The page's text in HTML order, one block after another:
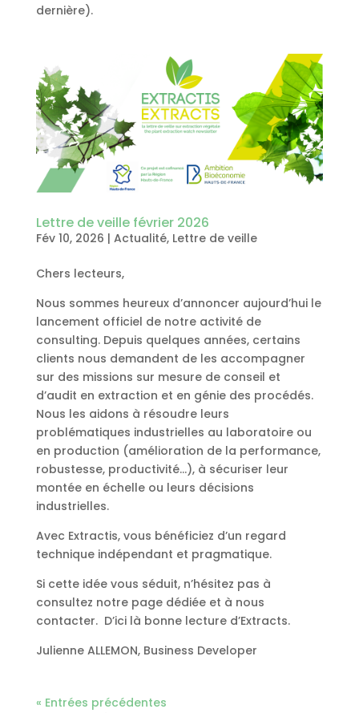
dernière).
Lettre de veille février 2026
Fév 10, 2026 | Actualité, Lettre de veille
Chers lecteurs,
Nous sommes heureux d’annoncer aujourd’hui le
lancement officiel de notre activité de
consulting. Depuis quelques années, certains
clients nous demandent de les accompagner
sur des missions sur mesure de conseil et
d’audit en extraction et en génie des procédés.
Nous les aidons à résoudre leurs
problématiques industrielles au laboratoire ou
en production (amélioration de la performance,
robustesse, productivité…), à sécuriser leur
montée en échelle ou leurs décisions
industrielles.
Avec Extractis, vous bénéficiez d’un regard
technique indépendant et pragmatique.
Si cette idée vous séduit, n’hésitez pas à
consultez notre page dédiée et à nous
contacter. D’ici là bonne lecture d’Extracts.
Julienne ALLEMON, Business Developer
« Entrées précédentes